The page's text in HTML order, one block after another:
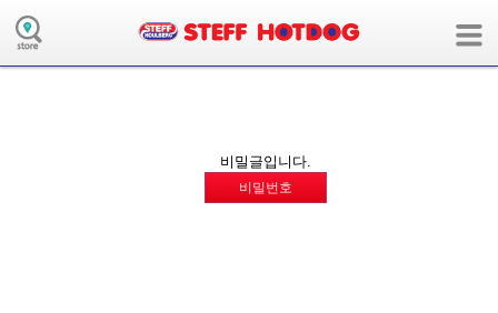
( 사용자모드:user / 장치:m / 언어:ko / 앱:board / 앱모듈:collaboration )
비밀글입니다.
비밀번호